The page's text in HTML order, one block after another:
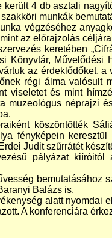
került 4 db asztali
munkák
végzéséhez
az előrajzolás
keretében
Könyvtár,
az érdeklődőket,
régi álma valósult
viseletet és mint
muzeológus néprajzi
köszöntötték
fényképein
Judit szűrrátét
pályázat
bemutatásához
Balázs is.
alatt nyomdai
A konferenciára